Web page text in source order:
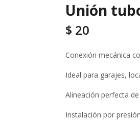
Unión
$ 20
Conexión mecánica
Ideal para garajes,
Alineación perfecta
Instalación por